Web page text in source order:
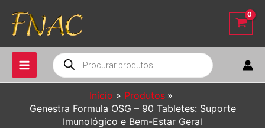
para
conteúdo
Pesquisar
produtos
Início
Produtos
Genestra Formula OSG – 90 Tabletes: Suporte
Imunológico e Bem-Estar Geral